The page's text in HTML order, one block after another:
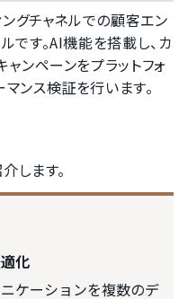
グチャネルでの顧客エン
です。AI機能を搭載し、カ
ャンペーンをプラットフォ
ンス検証を行います。
します。
化
ケーションを複数のデ